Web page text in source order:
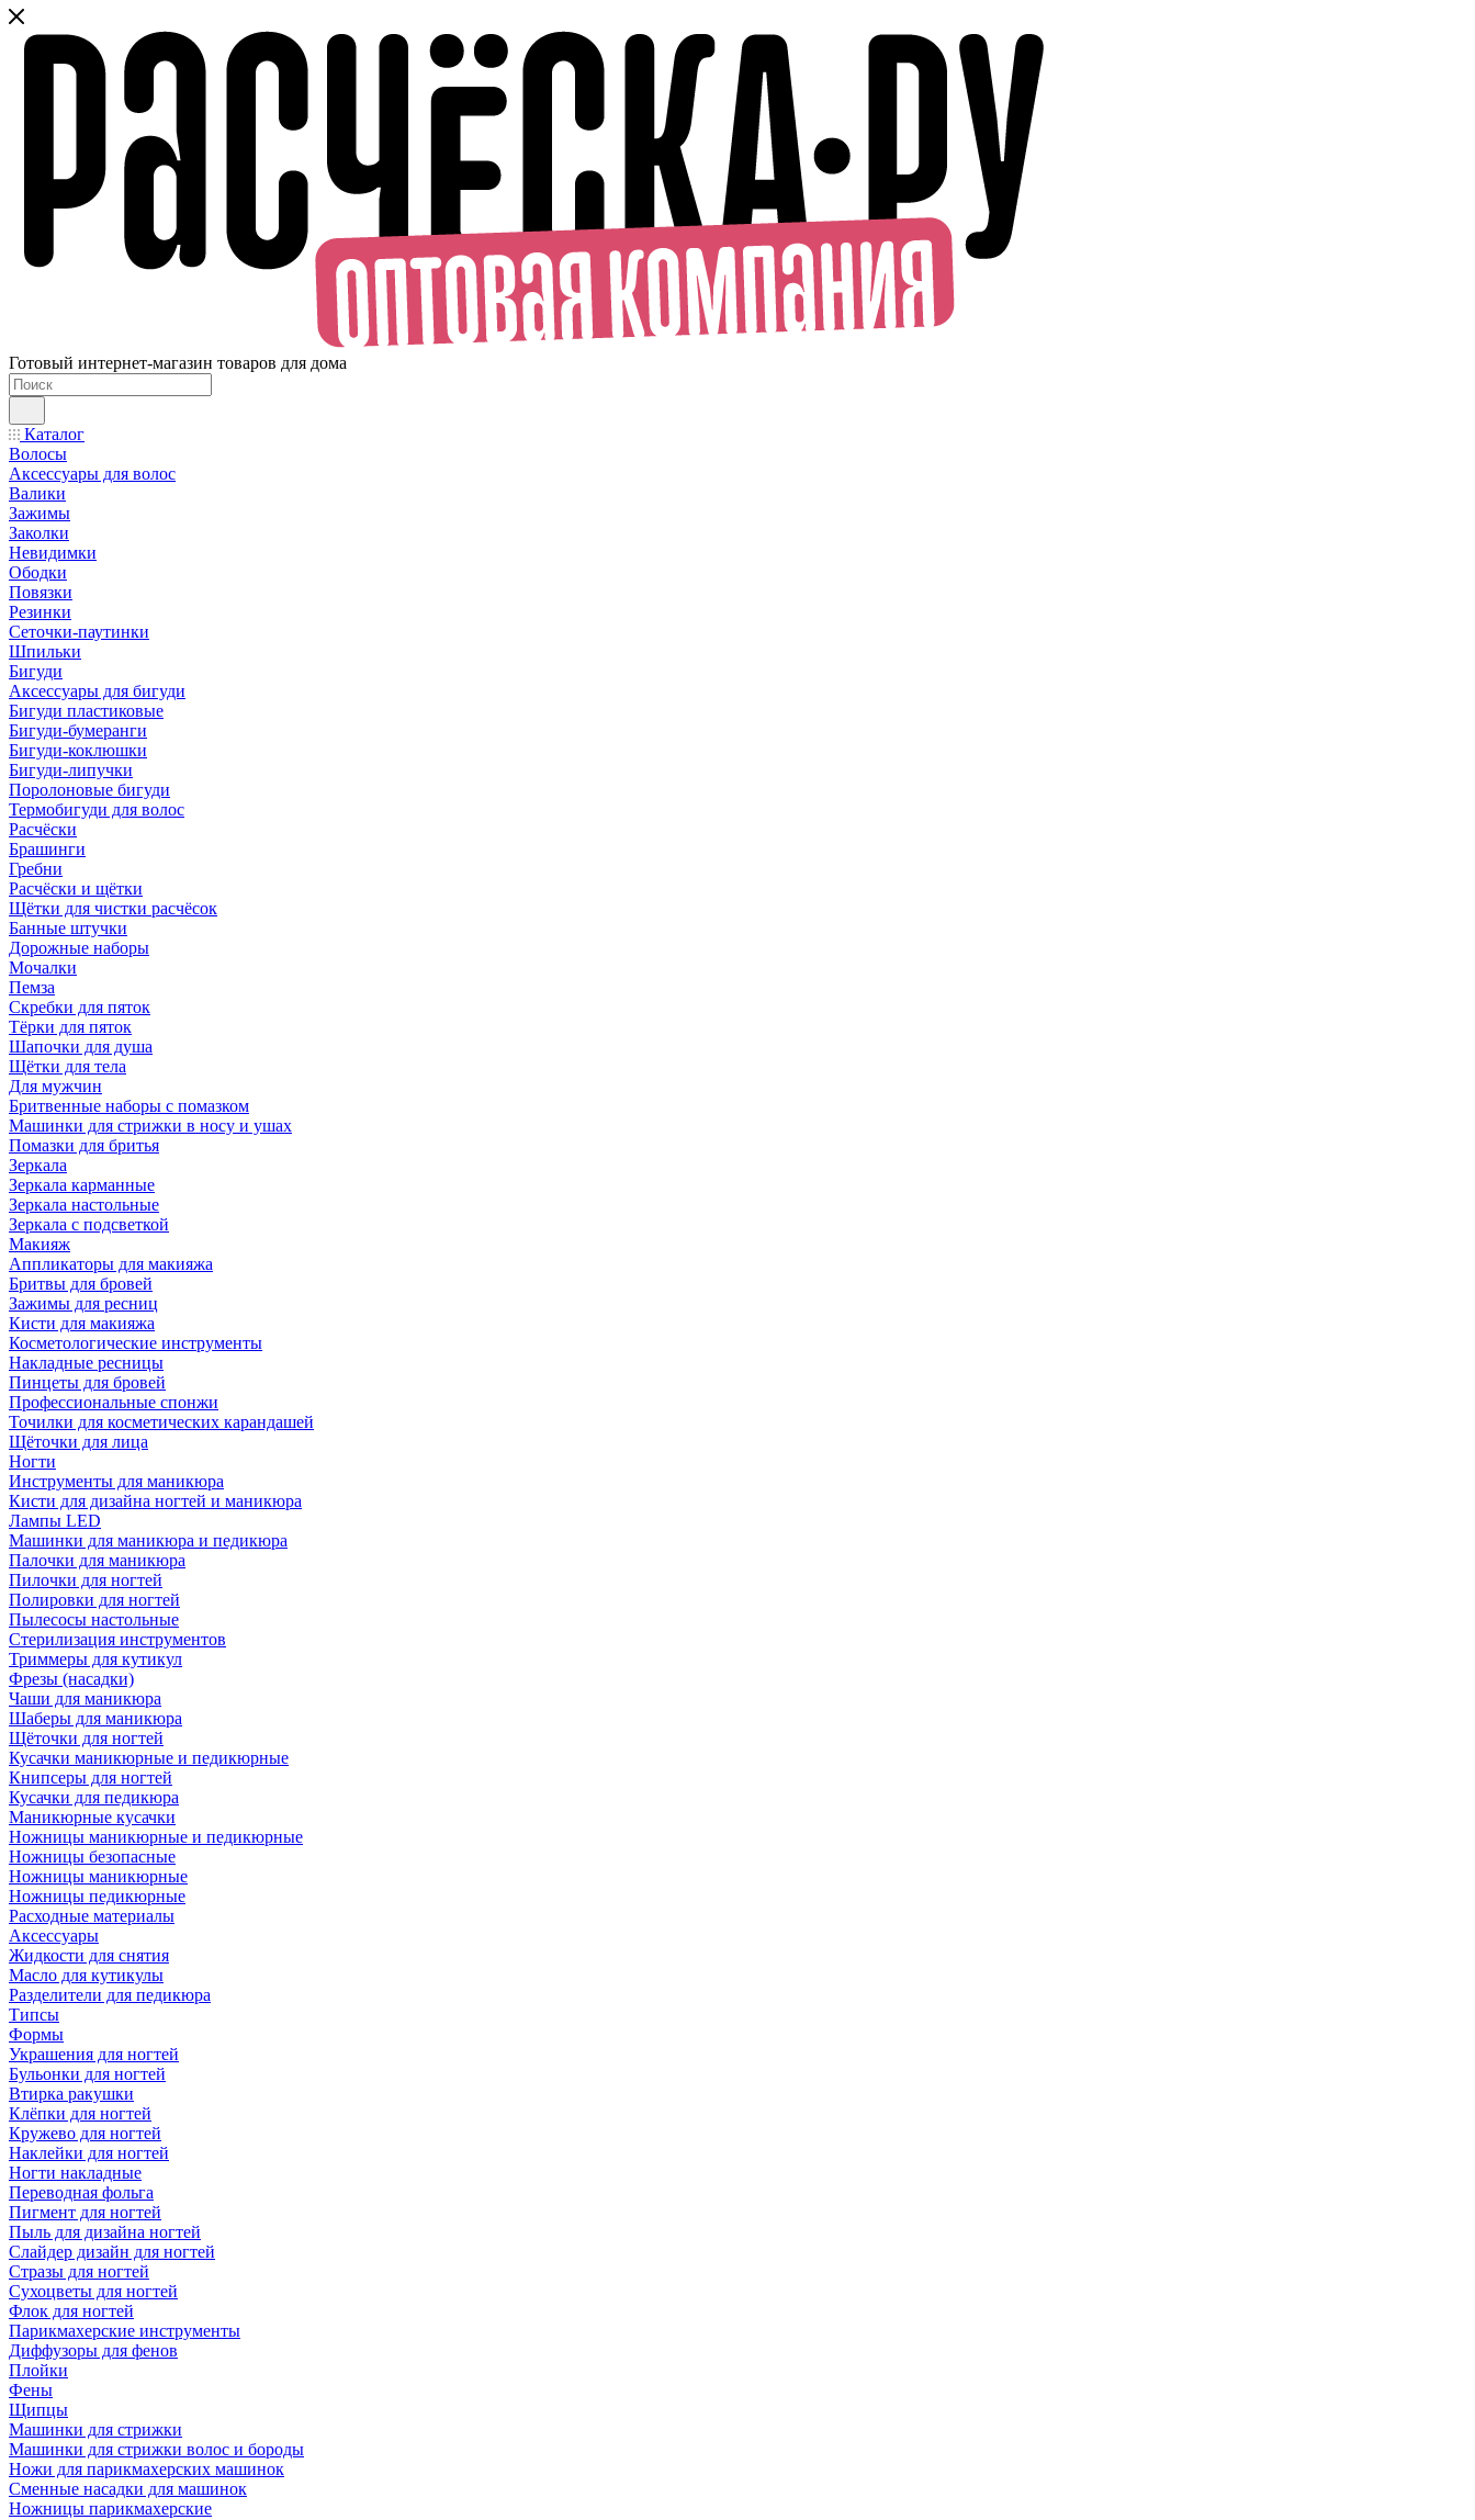
Готовый интернет-магазин товаров для дома
Каталог
Волосы
Аксессуары для волос
Валики
Зажимы
Заколки
Невидимки
Ободки
Повязки
Резинки
Сеточки-паутинки
Шпильки
Бигуди
Аксессуары для бигуди
Бигуди пластиковые
Бигуди-бумеранги
Бигуди-коклюшки
Бигуди-липучки
Поролоновые бигуди
Термобигуди для волос
Расчёски
Брашинги
Гребни
Расчёски и щётки
Щётки для чистки расчёсок
Банные штучки
Дорожные наборы
Мочалки
Пемза
Скребки для пяток
Тёрки для пяток
Шапочки для душа
Щётки для тела
Для мужчин
Бритвенные наборы с помазком
Машинки для стрижки в носу и ушах
Помазки для бритья
Зеркала
Зеркала карманные
Зеркала настольные
Зеркала с подсветкой
Макияж
Аппликаторы для макияжа
Бритвы для бровей
Зажимы для ресниц
Кисти для макияжа
Косметологические инструменты
Накладные ресницы
Пинцеты для бровей
Профессиональные спонжи
Точилки для косметических карандашей
Щёточки для лица
Ногти
Инструменты для маникюра
Кисти для дизайна ногтей и маникюра
Лампы LED
Машинки для маникюра и педикюра
Палочки для маникюра
Пилочки для ногтей
Полировки для ногтей
Пылесосы настольные
Стерилизация инструментов
Триммеры для кутикул
Фрезы (насадки)
Чаши для маникюра
Шаберы для маникюра
Щёточки для ногтей
Кусачки маникюрные и педикюрные
Книпсеры для ногтей
Кусачки для педикюра
Маникюрные кусачки
Ножницы маникюрные и педикюрные
Ножницы безопасные
Ножницы маникюрные
Ножницы педикюрные
Расходные материалы
Аксессуары
Жидкости для снятия
Масло для кутикулы
Разделители для педикюра
Типсы
Формы
Украшения для ногтей
Бульонки для ногтей
Втирка ракушки
Клёпки для ногтей
Кружево для ногтей
Наклейки для ногтей
Ногти накладные
Переводная фольга
Пигмент для ногтей
Пыль для дизайна ногтей
Слайдер дизайн для ногтей
Стразы для ногтей
Сухоцветы для ногтей
Флок для ногтей
Парикмахерские инструменты
Диффузоры для фенов
Плойки
Фены
Щипцы
Машинки для стрижки
Машинки для стрижки волос и бороды
Ножи для парикмахерских машинок
Сменные насадки для машинок
Ножницы парикмахерские